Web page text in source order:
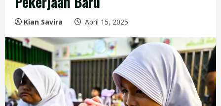
Kian Savira April 15, 2025